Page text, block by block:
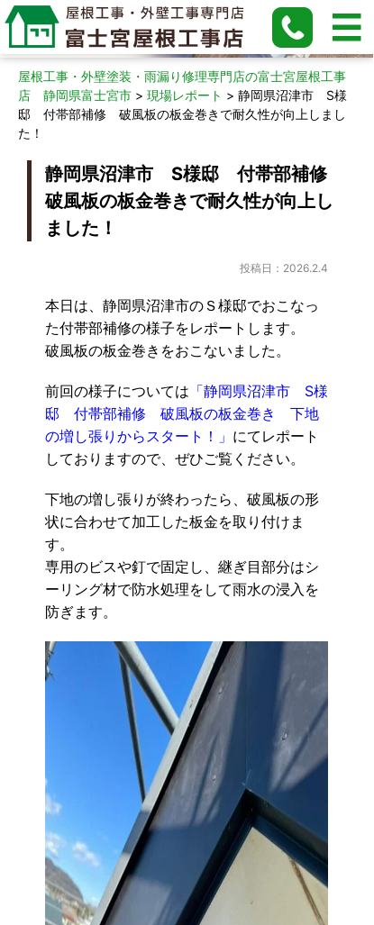
現場レポート
屋根工事・外壁塗装・雨漏り修理専門店の富士宮屋根工事
店 静岡県富士宮市 > 現場レポート > 静岡県沼津市 S様
邸 付帯部補修 破風板の板金巻きで耐久性が向上しまし
た！
静岡県沼津市 S様邸 付帯部補修
破風板の板金巻きで耐久性が向上し
ました！
投稿日：2026.2.4
本日は、静岡県沼津市のＳ様邸でおこなっ
た付帯部補修の様子をレポートします。
破風板の板金巻きをおこないました。
前回の様子については 「静岡県沼津市 S様
邸 付帯部補修 破風板の板金巻き 下地
の増し張りからスタート！」 にてレポート
しておりますので、ぜひご覧ください。
下地の増し張りが終わったら、破風板の形
状に合わせて加工した板金を取り付けま
す。
専用のビスや釘で固定し、継ぎ目部分はシ
ーリング材で防水処理をして雨水の浸入を
防ぎます。